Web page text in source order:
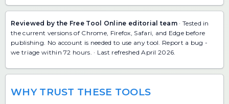
Reviewed by the Free Tool Online editorial team · Tested in
the current versions of Chrome, Firefox, Safari, and Edge before
publishing. No account is needed to use any tool. Report a bug -
we triage within 72 hours. · Last refreshed April 2026.
WHY TRUST THESE TOOLS